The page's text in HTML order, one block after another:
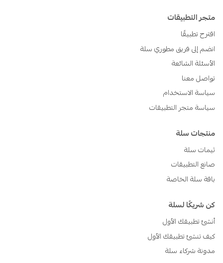
متجر التطبيقات
اقترح تطبيقًا
انضم إلى فريق مطوري سلة
الأسئلة الشائعة
تواصل معنا
سياسة الاستخدام
سياسة متجر التطبيقات
منتجات سلة
ثيمات سلة
صانع التطبيقات
باقة سلة الخاصة
كن شريكًا لسلة
أنشئ تطبيقك الأول
كيف تنشئ تطبيقك الأول
مدونة شركاء سلة